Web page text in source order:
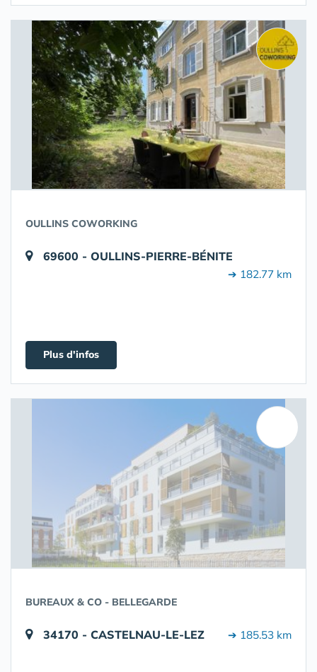
OULLINS COWORKING
69600 - OULLINS-PIERRE-BÉNITE
➔ 182.77 km
Plus d'infos
BUREAUX & CO - BELLEGARDE
34170 - CASTELNAU-LE-LEZ ➔ 185.53 km